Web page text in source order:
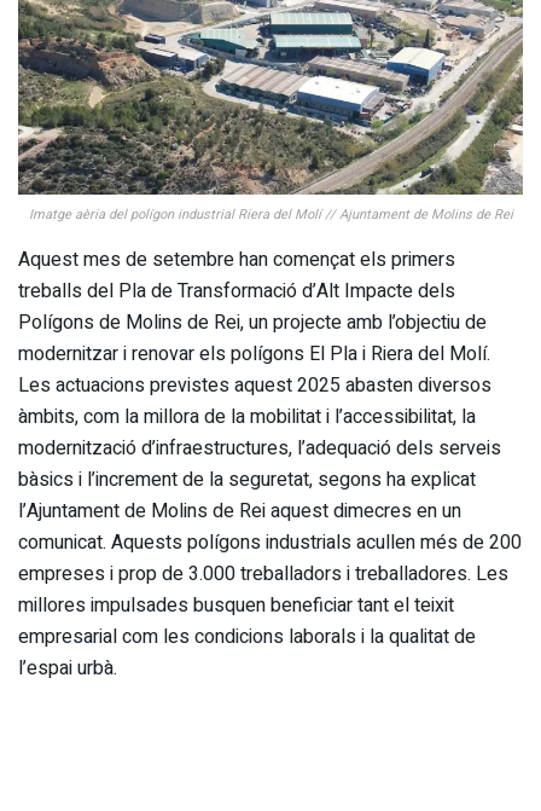
Imatge aèria del polígon industrial Riera del Molí // Ajuntament de Molins de Rei
Aquest mes de setembre han començat els primers
treballs del Pla de Transformació d’Alt Impacte dels
Polígons de Molins de Rei, un projecte amb l’objectiu de
modernitzar i renovar els polígons El Pla i Riera del Molí.
Les actuacions previstes aquest 2025 abasten diversos
àmbits, com la millora de la mobilitat i l’accessibilitat, la
modernització d’infraestructures, l’adequació dels serveis
bàsics i l’increment de la seguretat, segons ha explicat
l’Ajuntament de Molins de Rei aquest dimecres en un
comunicat. Aquests polígons industrials acullen més de 200
empreses i prop de 3.000 treballadors i treballadores. Les
millores impulsades busquen beneficiar tant el teixit
empresarial com les condicions laborals i la qualitat de
l’espai urbà.